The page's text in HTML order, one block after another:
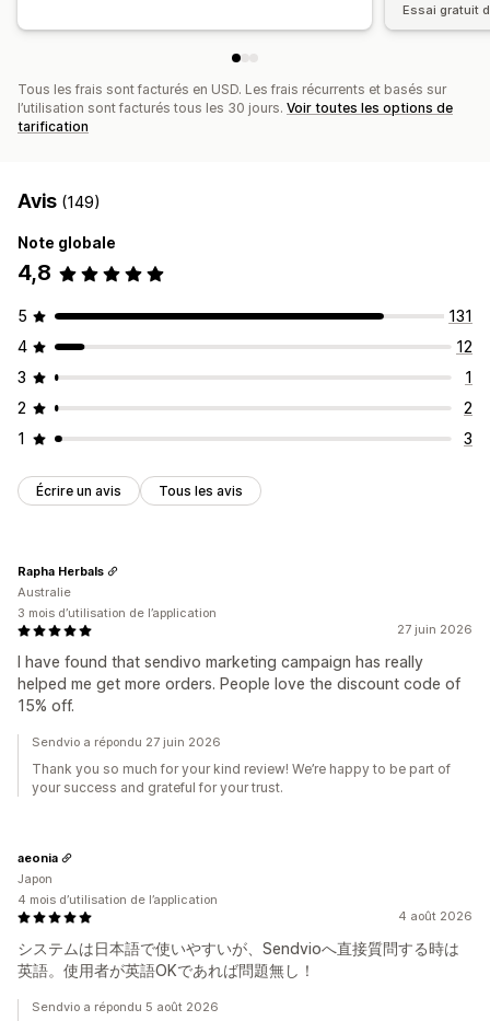
Automatisations Ciblage Géolocalisation Segmentation
Informations et conseils
Analyses de données
Essai gratuit
Tous les frais sont facturés en USD. Les frais récurrents et basés sur
l’utilisation sont facturés tous les 30 jours. Voir toutes les options de
tarification
Avis (149)
Note globale
4,8
5
131
4
12
3
1
2
2
1
3
Écrire un avis Tous les avis
27 juin 2026
I have found that sendivo marketing campaign has really
helped me get more orders. People love the discount code of
15% off.
Rapha Herbals
Australie
3 mois d’utilisation de l’application
Sendvio a répondu 27 juin 2026
Thank you so much for your kind review! We’re happy to be part of
your success and grateful for your trust.
4 août 2026
システムは日本語で使いやすいが、Sendvioへ直接質問する時は
英語。使用者が英語OKであれば問題無し！
aeonia
Japon
4 mois d’utilisation de l’application
Sendvio a répondu 5 août 2026